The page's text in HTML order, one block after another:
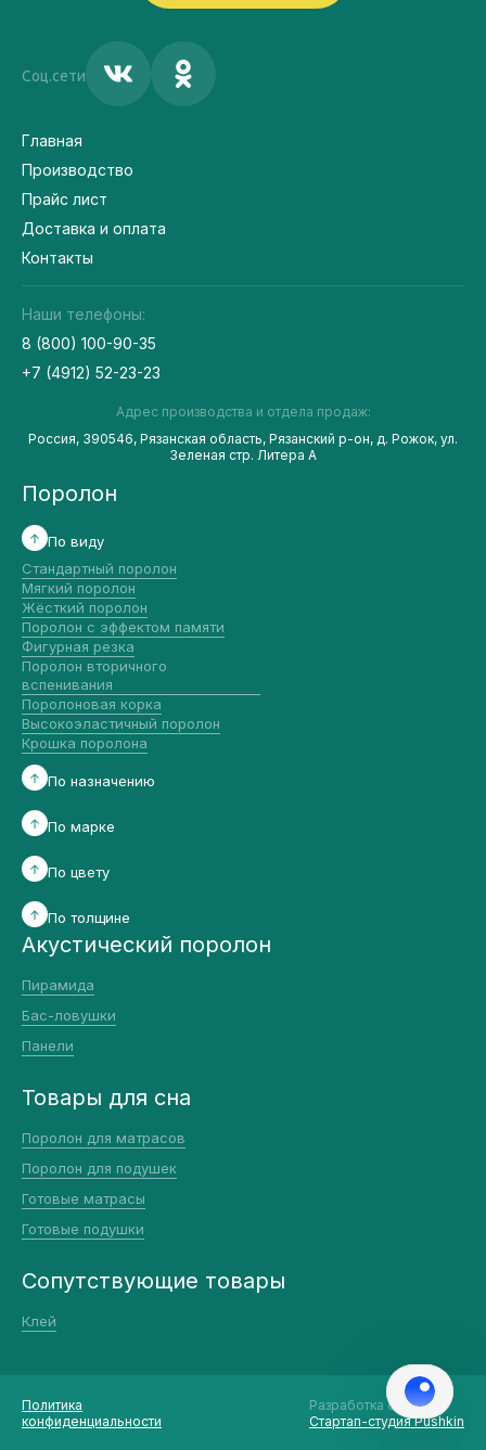
Соц.сети
Главная
Производство
Прайс лист
Доставка и оплата
Контакты
Наши телефоны:
8 (800) 100-90-35
+7 (4912) 52-23-23
Адрес производства и отдела продаж:
Россия, 390546, Рязанская область, Рязанский р-он, д. Рожок, ул.
Зеленая стр. Литера А
Поролон
По виду
Стандартный поролон
Мягкий поролон
Жёсткий поролон
Поролон с эффектом памяти
Фигурная резка
Поролон вторичного
вспенивания
Поролоновая корка
Высокоэластичный поролон
Крошка поролона
По назначению
По марке
По цвету
По толщине
Акустический поролон
Пирамида
Бас-ловушки
Панели
Товары для сна
Поролон для матрасов
Поролон для подушек
Готовые матрасы
Готовые подушки
Сопутствующие товары
Клей
Политика
конфиденциальности
Разработка сайта::
Стартап-студия Pushkin